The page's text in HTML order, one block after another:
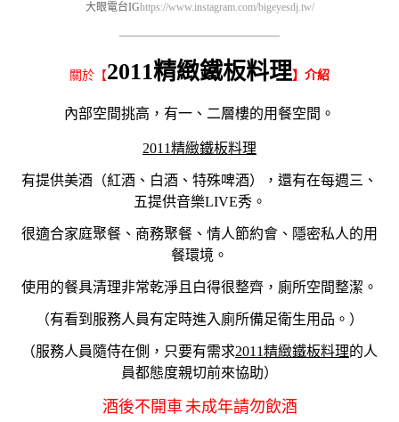
大眼電台IGhttps://www.instagram.com/bigeyesdj.tw/
————————————————————
關於【2011精緻鐵板料理】介紹
內部空間挑高，有一、二層樓的用餐空間。
2011精緻鐵板料理
有提供美酒（紅酒、白酒、特殊啤酒），還有在每週三、
五提供音樂LIVE秀。
很適合家庭聚餐、商務聚餐、情人節約會、隱密私人的用
餐環境。
使用的餐具清理非常乾淨且白得很整齊，廁所空間整潔。
（有看到服務人員有定時進入廁所備足衛生用品。）
（服務人員隨侍在側，只要有需求2011精緻鐵板料理的人
員都態度親切前來協助）
酒後不開車 未成年請勿飲酒